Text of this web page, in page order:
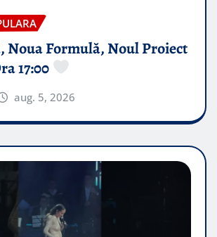
Noua Formulă, Noul Proiect
17:00
aug. 5, 2026